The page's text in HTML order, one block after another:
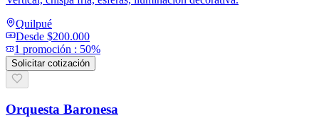
Quilpué
Desde $200.000
1 promoción : 50%
Solicitar cotización
Orquesta Baronesa